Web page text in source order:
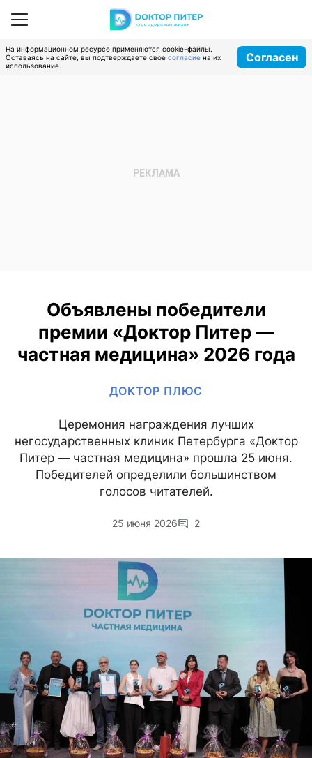
На информационном ресурсе применяются cookie-файлы.
Оставаясь на сайте, вы подтверждаете свое согласие на их
использование.
Согласен
Объявлены победители
премии «Доктор Питер —
частная медицина» 2026 года
ДОКТОР ПЛЮС
Церемония награждения лучших
негосударственных клиник Петербурга «Доктор
Питер — частная медицина» прошла 25 июня.
Победителей определили большинством
голосов читателей.
25 июня 2026 2